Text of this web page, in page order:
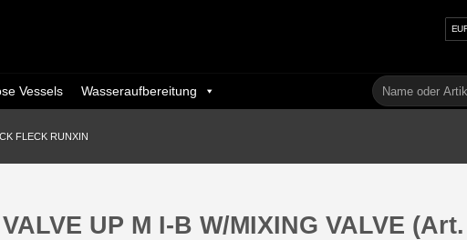
Vessels Wasseraufbereitung
Suchen
nach:
FLECK RUNXIN
UP M I-B W/MIXING VALVE